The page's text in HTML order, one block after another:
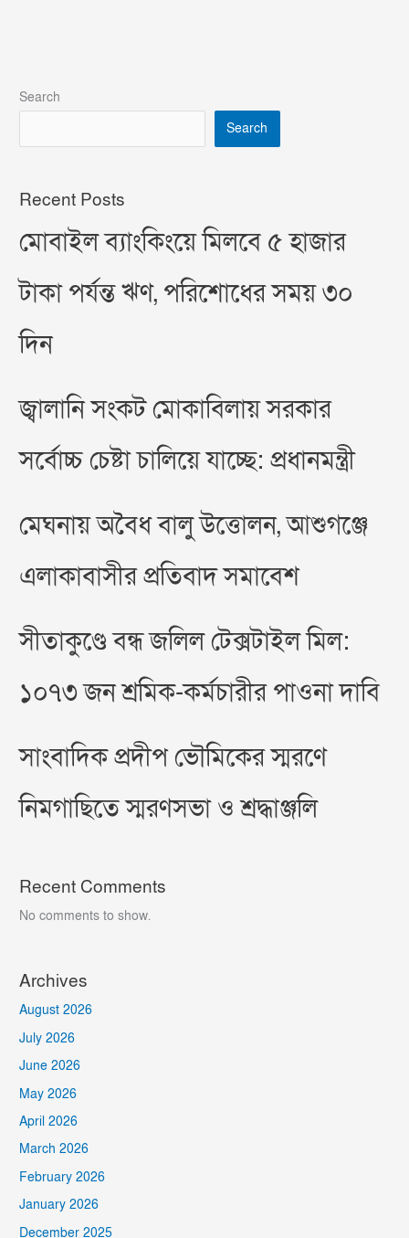
Search
Search
Recent Posts
মোবাইল ব্যাংকিংয়ে মিলবে ৫ হাজার
টাকা পর্যন্ত ঋণ, পরিশোধের সময় ৩০
দিন
জ্বালানি সংকট মোকাবিলায় সরকার
সর্বোচ্চ চেষ্টা চালিয়ে যাচ্ছে: প্রধানমন্ত্রী
মেঘনায় অবৈধ বালু উত্তোলন, আশুগঞ্জে
এলাকাবাসীর প্রতিবাদ সমাবেশ
সীতাকুণ্ডে বন্ধ জলিল টেক্সটাইল মিল:
১০৭৩ জন শ্রমিক-কর্মচারীর পাওনা দাবি
সাংবাদিক প্রদীপ ভৌমিকের স্মরণে
নিমগাছিতে স্মরণসভা ও শ্রদ্ধাঞ্জলি
Recent Comments
No comments to show.
Archives
August 2026
July 2026
June 2026
May 2026
April 2026
March 2026
February 2026
January 2026
December 2025